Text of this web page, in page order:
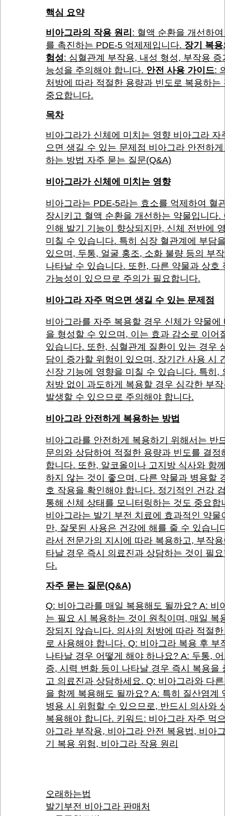
핵심 요약
비아그라의 작용 원리 : 혈액 순환을 개선하
를 촉진하는 PDE-5 억제제입니다. 장기 복
험성: 심혈관계 부작용, 내성 형성, 부작용 증
능성을 주의해야 합니다. 안전 사용 가이드:
처방에 따라 적절한 용량과 빈도로 복용하는
중요합니다.
목차
비아그라가 신체에 미치는 영향 비아그라 자
으면 생길 수 있는 문제점 비아그라 안전하
하는 방법 자주 묻는 질문(Q&A)
비아그라가 신체에 미치는 영향
비아그라는 PDE-5라는 효소를 억제하여 혈
장시키고 혈액 순환을 개선하는 약물입니다.
인해 발기 기능이 향상되지만, 신체 전반에
미칠 수 있습니다. 특히 심장 혈관계에 부담
있으며, 두통, 얼굴 홍조, 소화 불량 등의 부
나타날 수 있습니다. 또한, 다른 약물과 상호
가능성이 있으므로 주의가 필요합니다.
비아그라 자주 먹으면 생길 수 있는 문제점
비아그라를 자주 복용할 경우 신체가 약물에
을 형성할 수 있으며, 이는 효과 감소로 이어
있습니다. 또한, 심혈관계 질환이 있는 경우
담이 증가할 위험이 있으며, 장기간 사용 시
신장 기능에 영향을 미칠 수 있습니다. 특히,
처방 없이 과도하게 복용할 경우 심각한 부
발생할 수 있으므로 주의해야 합니다.
비아그라 안전하게 복용하는 방법
비아그라를 안전하게 복용하기 위해서는 반
문의와 상담하여 적절한 용량과 빈도를 결정
합니다. 또한, 알코올이나 고지방 식사와 함
하지 않는 것이 좋으며, 다른 약물과 병용할
호 작용을 확인해야 합니다. 정기적인 건강
통해 신체 상태를 모니터링하는 것도 중요합
비아그라는 발기 부전 치료에 효과적인 약물
만, 잘못된 사용은 건강에 해를 줄 수 있습니
라서 전문가의 지시에 따라 복용하고, 부작
타날 경우 즉시 의료진과 상담하는 것이 필
다.
자주 묻는 질문(Q&A)
Q: 비아그라를 매일 복용해도 될까요? A: 비
는 필요 시 복용하는 것이 원칙이며, 매일 복
장되지 않습니다. 의사의 처방에 따라 적절
로 사용해야 합니다. Q: 비아그라 복용 후 부
나타날 경우 어떻게 해야 하나요? A: 두통,
증, 시력 변화 등이 나타날 경우 즉시 복용을
고 의료진과 상담하세요. Q: 비아그라와 다
을 함께 복용해도 될까요? A: 특히 질산염계
병용 시 위험할 수 있으므로, 반드시 의사와
복용해야 합니다. 키워드: 비아그라 자주 먹
아그라 부작용, 비아그라 안전 복용법, 비아
기 복용 위험, 비아그라 작용 원리
오래하는법
발기부전 비아그라 판매처